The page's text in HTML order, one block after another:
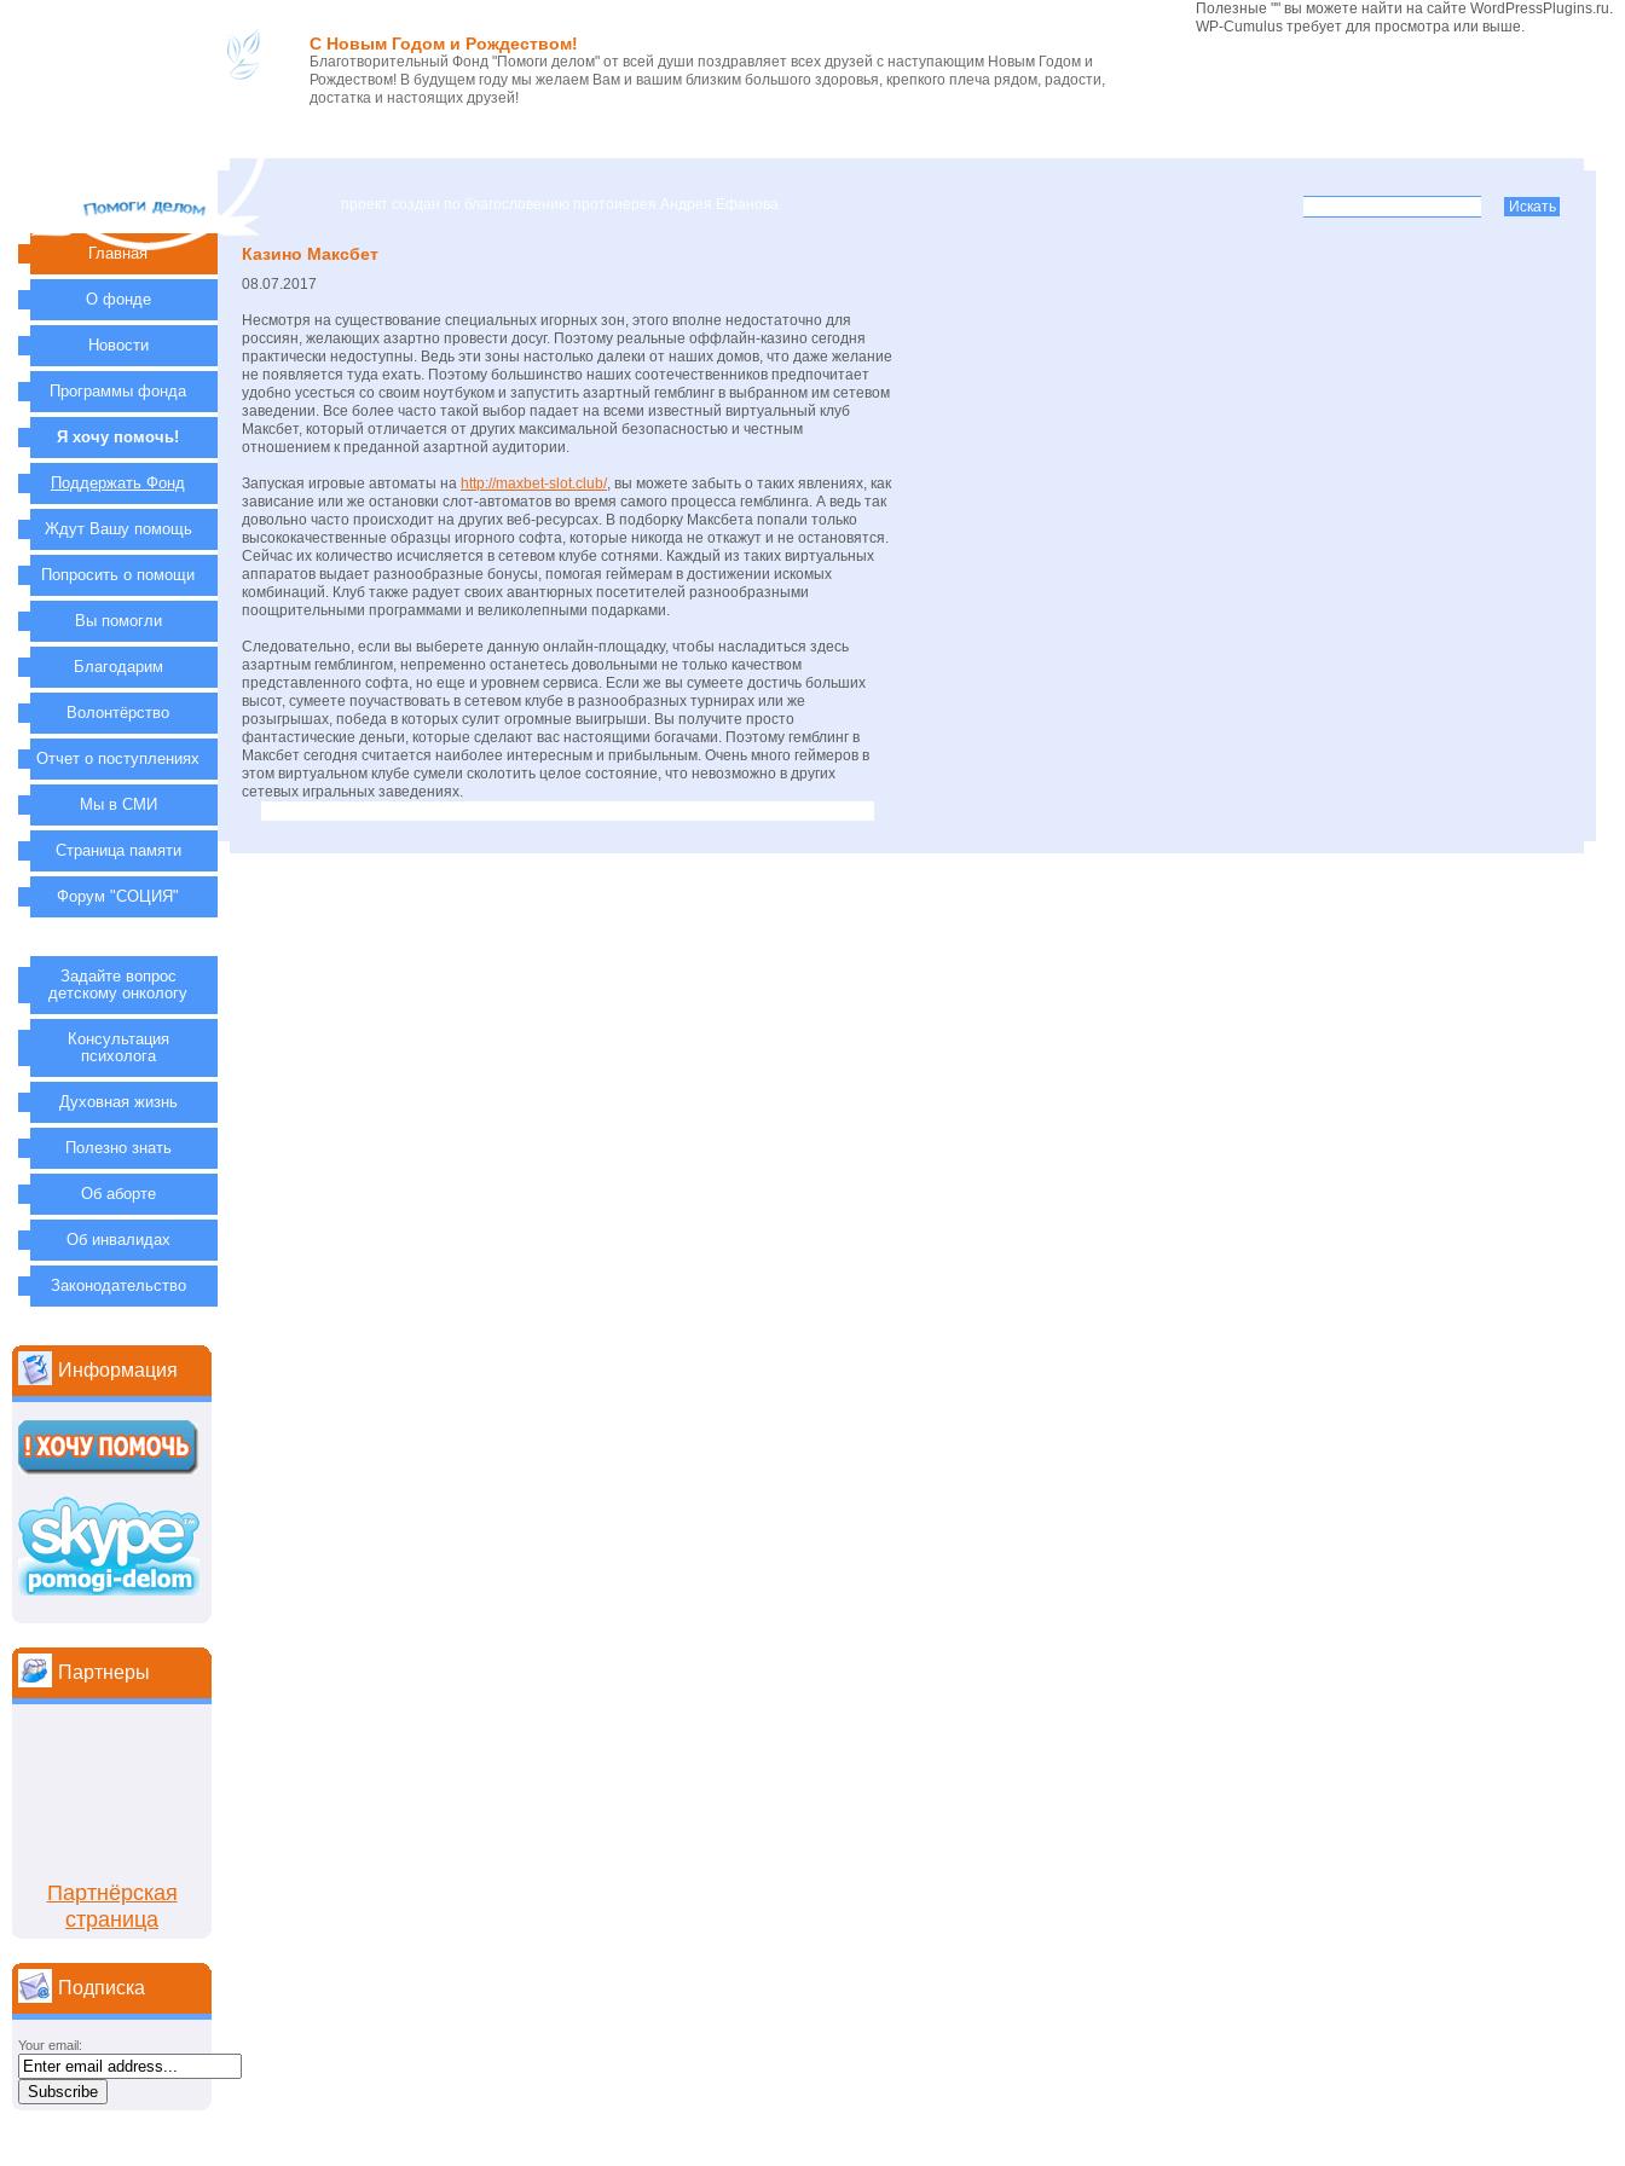
С Новым Годом и Рождеством!
Благотворительный Фонд "Помоги делом" от всей души поздравляет всех друзей с наступающим Новым Годом и
Рождеством! В будущем году мы желаем Вам и вашим близким большого здоровья, крепкого плеча рядом, радости,
достатка и настоящих друзей!
Полезные "" вы можете найти на сайте WordPressPlugins.ru.
WP-Cumulus требует для просмотра или выше.
проект создан по благословению протоиерея Андрея Ефанова
Казино Максбет
08.07.2017
Несмотря на существование специальных игорных зон, этого вполне недостаточно для
россиян, желающих азартно провести досуг. Поэтому реальные оффлайн-казино сегодня
практически недоступны. Ведь эти зоны настолько далеки от наших домов, что даже желание
не появляется туда ехать. Поэтому большинство наших соотечественников предпочитает
удобно усесться со своим ноутбуком и запустить азартный гемблинг в выбранном им сетевом
заведении. Все более часто такой выбор падает на всеми известный виртуальный клуб
Максбет, который отличается от других максимальной безопасностью и честным
отношением к преданной азартной аудитории.
Запуская игровые автоматы на http://maxbet-slot.club/, вы можете забыть о таких явлениях, как
зависание или же остановки слот-автоматов во время самого процесса гемблинга. А ведь так
довольно часто происходит на других веб-ресурсах. В подборку Максбета попали только
высококачественные образцы игорного софта, которые никогда не откажут и не остановятся.
Сейчас их количество исчисляется в сетевом клубе сотнями. Каждый из таких виртуальных
аппаратов выдает разнообразные бонусы, помогая геймерам в достижении искомых
комбинаций. Клуб также радует своих авантюрных посетителей разнообразными
поощрительными программами и великолепными подарками.
Следовательно, если вы выберете данную онлайн-площадку, чтобы насладиться здесь
азартным гемблингом, непременно останетесь довольными не только качеством
представленного софта, но еще и уровнем сервиса. Если же вы сумеете достичь больших
высот, сумеете поучаствовать в сетевом клубе в разнообразных турнирах или же
розыгрышах, победа в которых сулит огромные выигрыши. Вы получите просто
фантастические деньги, которые сделают вас настоящими богачами. Поэтому гемблинг в
Максбет сегодня считается наиболее интересным и прибыльным. Очень много геймеров в
этом виртуальном клубе сумели сколотить целое состояние, что невозможно в других
сетевых игральных заведениях.
Главная
О фонде
Новости
Программы фонда
Я хочу помочь!
Поддержать Фонд
Ждут Вашу помощь
Попросить о помощи
Вы помогли
Благодарим
Волонтёрство
Отчет о поступлениях
Мы в СМИ
Страница памяти
Форум "СОЦИЯ"
Задайте вопрос
детскому онкологу
Консультация
психолога
Духовная жизнь
Полезно знать
Об аборте
Об инвалидах
Законодательство
Информация
Партнеры
Партнёрская
страница
Подписка
Your email: